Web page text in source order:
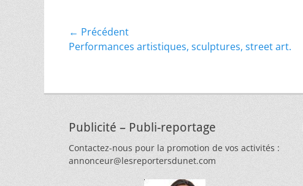
Navigation
de
← Précédent
Article
Performances artistiques, sculptures, street art.
Publicité – Publi-reportage
Contactez-nous pour la promotion de vos activités :
annonceur@lesreportersdunet.com